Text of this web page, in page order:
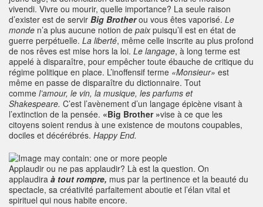
vivendi. Vivre ou mourir, quelle importance? La seule raison
d’exister est de servir Big Brother ou vous êtes vaporisé. Le
monde n’a plus aucune notion de paix puisqu’il est en état de
guerre perpétuelle. La liberté, même celle inscrite au plus profond
de nos rêves est mise hors la loi. Le langage, à long terme est
appelé à disparaître, pour empêcher toute ébauche de critique du
régime politique en place. L’inoffensif terme «Monsieur» est
même en passe de disparaître du dictionnaire. Tout
comme l’amour, le vin, la musique, les parfums et
Shakespeare. C’est l’avènement d’un langage épicène visant à
l’extinction de la pensée. «Big Brother »vise à ce que les
citoyens soient rendus à une existence de moutons coupables,
dociles et décérébrés. Happy End.
Applaudir ou ne pas applaudir? Là est la question. On
applaudira à tout rompre, mus par la pertinence et la beauté du
spectacle, sa créativité parfaitement aboutie et l’élan vital et
spirituel qui nous habite encore.